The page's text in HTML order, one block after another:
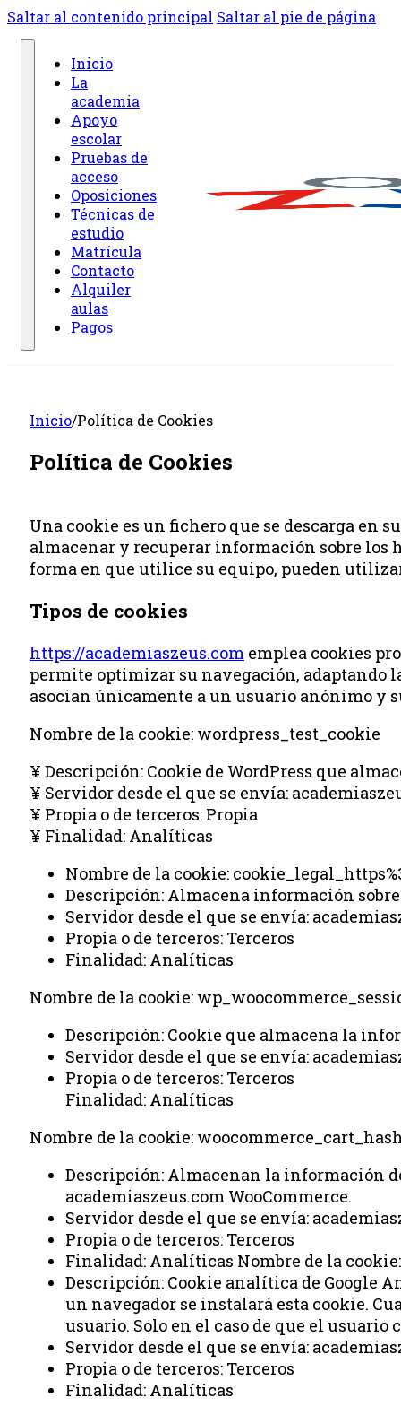
Saltar al contenido principal Saltar al pie de página
Inicio
La
academia
Apoyo
escolar
Pruebas de
acceso
Oposiciones
Técnicas de
estudio
Matrícula
Contacto
Alquiler
aulas
Pagos
Inicio/Política de Cookies
Política de Cookies
Una cookie es un fichero que se descarga en
almacenar y recuperar información sobre los
forma en que utilice su equipo, pueden
Tipos de cookies
https://academiaszeus.com emplea cookies
permite optimizar su navegación, adaptando
asocian únicamente a un usuario anónimo y
Nombre de la cookie: wordpress_test_cookie
¥ Descripción: Cookie de WordPress que
¥ Servidor desde el que se envía:
¥ Propia o de terceros: Propia
¥ Finalidad: Analíticas
Nombre de la cookie:
Descripción: Almacena información
Servidor desde el que se envía:
Propia o de terceros: Terceros
Finalidad: Analíticas
Nombre de la cookie:
Descripción: Cookie que almacena la
Servidor desde el que se envía:
Propia o de terceros: Terceros
Finalidad: Analíticas
Nombre de la cookie:
Descripción: Almacenan la información
academiaszeus.com WooCommerce.
Servidor desde el que se envía:
Propia o de terceros: Terceros
Finalidad: Analíticas Nombre de la cookie:
Descripción: Cookie analítica de Google
un navegador se instalará esta cookie.
usuario. Solo en el caso de que el usuario
Servidor desde el que se envía:
Propia o de terceros: Terceros
Finalidad: Analíticas